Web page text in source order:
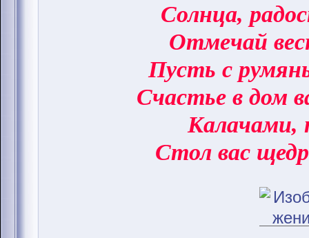
Солнца,
Отмечай
Пусть с
Счастье в дом
Калачами,
Стол вас